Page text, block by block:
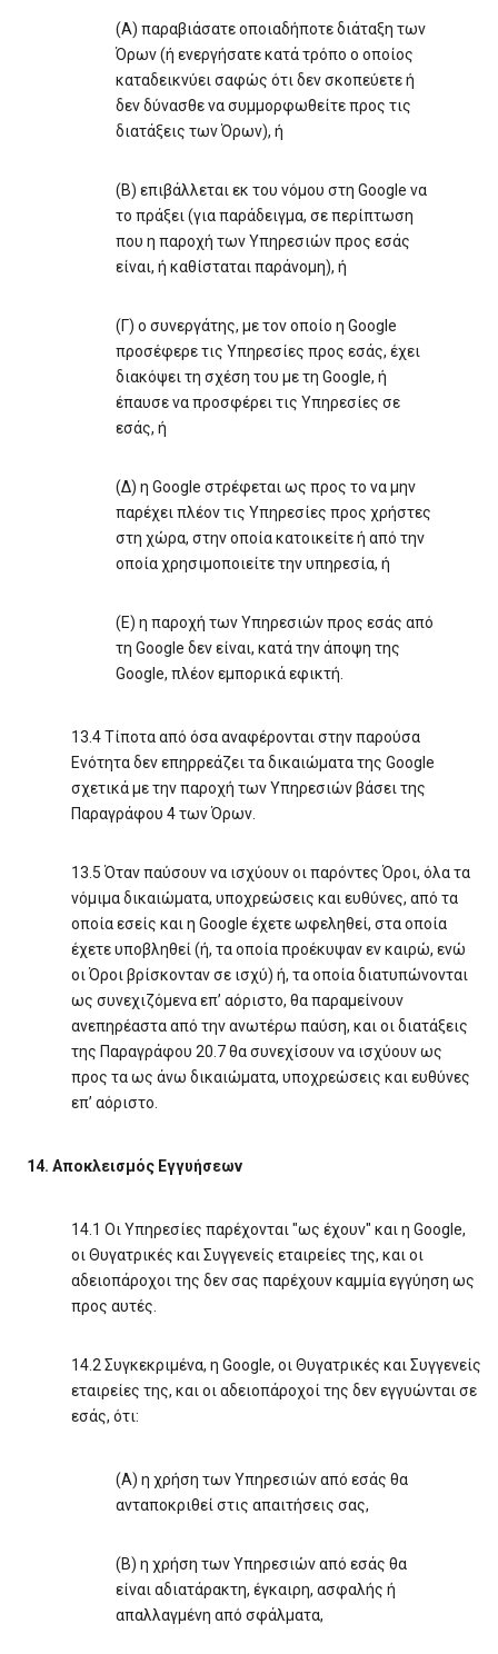
(Α) παραβιάσατε οποιαδήποτε διάταξη των
Όρων (ή ενεργήσατε κατά τρόπο ο οποίος
καταδεικνύει σαφώς ότι δεν σκοπεύετε ή
δεν δύνασθε να συμμορφωθείτε προς τις
διατάξεις των Όρων), ή
(Β) επιβάλλεται εκ του νόμου στη Google να
το πράξει (για παράδειγμα, σε περίπτωση
που η παροχή των Υπηρεσιών προς εσάς
είναι, ή καθίσταται παράνομη), ή
(Γ) ο συνεργάτης, με τον οποίο η Google
προσέφερε τις Υπηρεσίες προς εσάς, έχει
διακόψει τη σχέση του με τη Google, ή
έπαυσε να προσφέρει τις Υπηρεσίες σε
εσάς, ή
(Δ) η Google στρέφεται ως προς το να μην
παρέχει πλέον τις Υπηρεσίες προς χρήστες
στη χώρα, στην οποία κατοικείτε ή από την
οποία χρησιμοποιείτε την υπηρεσία, ή
(Ε) η παροχή των Υπηρεσιών προς εσάς από
τη Google δεν είναι, κατά την άποψη της
Google, πλέον εμπορικά εφικτή.
13.4 Τίποτα από όσα αναφέρονται στην παρούσα
Ενότητα δεν επηρρεάζει τα δικαιώματα της Google
σχετικά με την παροχή των Υπηρεσιών βάσει της
Παραγράφου 4 των Όρων.
13.5 Όταν παύσουν να ισχύουν οι παρόντες Όροι, όλα τα
νόμιμα δικαιώματα, υποχρεώσεις και ευθύνες, από τα
οποία εσείς και η Google έχετε ωφεληθεί, στα οποία
έχετε υποβληθεί (ή, τα οποία προέκυψαν εν καιρώ, ενώ
οι Όροι βρίσκονταν σε ισχύ) ή, τα οποία διατυπώνονται
ως συνεχιζόμενα επ’ αόριστο, θα παραμείνουν
ανεπηρέαστα από την ανωτέρω παύση, και οι διατάξεις
της Παραγράφου 20.7 θα συνεχίσουν να ισχύουν ως
προς τα ως άνω δικαιώματα, υποχρεώσεις και ευθύνες
επ’ αόριστο.
14. Αποκλεισμός Εγγυήσεων
14.1 Οι Υπηρεσίες παρέχονται "ως έχουν" και η Google,
οι Θυγατρικές και Συγγενείς εταιρείες της, και οι
αδειοπάροχοι της δεν σας παρέχουν καμμία εγγύηση ως
προς αυτές.
14.2 Συγκεκριμένα, η Google, οι Θυγατρικές και Συγγενείς
εταιρείες της, και οι αδειοπάροχοί της δεν εγγυώνται σε
εσάς, ότι:
(Α) η χρήση των Υπηρεσιών από εσάς θα
ανταποκριθεί στις απαιτήσεις σας,
(Β) η χρήση των Υπηρεσιών από εσάς θα
είναι αδιατάρακτη, έγκαιρη, ασφαλής ή
απαλλαγμένη από σφάλματα,